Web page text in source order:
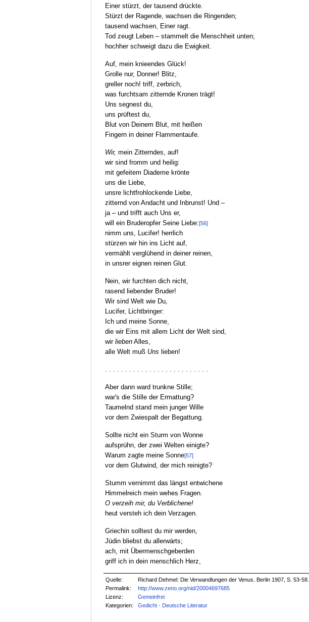
Einer stürzt, der tausend drückte.
Stürzt der Ragende, wachsen die Ringenden;
tausend wachsen, Einer ragt.
Tod zeugt Leben – stammelt die Menschheit unten;
hochher schweigt dazu die Ewigkeit.
Auf, mein knieendes Glück!
Grolle nur, Donner! Blitz,
greller noch! triff, zerbrich,
was furchtsam zitternde Kronen trägt!
Uns segnest du,
uns prüftest du,
Blut von Deinem Blut, mit heißen
Fingern in deiner Flammentaufe.
Wir, mein Zitterndes, auf!
wir sind fromm und heilig:
mit gefeitem Diademe krönte
uns die Liebe,
unsre lichtfrohlockende Liebe,
zitternd von Andacht und Inbrunst! Und –
ja – und trifft auch Uns er,
will ein Bruderopfer Seine Liebe:[56]
nimm uns, Lucifer! herrlich
stürzen wir hin ins Licht auf,
vermählt verglühend in deiner reinen,
in unsrer eignen reinen Glut.
Nein, wir furchten dich nicht,
rasend liebender Bruder!
Wir sind Welt wie Du,
Lucifer, Lichtbringer:
Ich und meine Sonne,
die wir Eins mit allem Licht der Welt sind,
wir liebenAlles,
alle Welt muß Uns lieben!
Aber dann ward trunkne Stille;
war's die Stille der Ermattung?
Taumelnd stand mein junger Wille
vor dem Zwiespalt der Begattung.
Sollte nicht ein Sturm von Wonne
aufsprühn, der zwei Welten einigte?
Warum zagte meine Sonne[57]
vor dem Glutwind, der mich reinigte?
Stumm vernimmt das längst entwichene
Himmelreich mein wehes Fragen.
O verzeih mir, du Verblichene!
heut versteh ich dein Verzagen.
Griechin solltest du mir werden,
Jüdin bliebst du allerwärts;
ach, mit Übermenschgeberden
griff ich in dein menschlich Herz,
Quelle:
Richard Dehmel: Die Verwandlungen der Venus. Berlin 1907, S. 53-58.
Permalink:
http://www.zeno.org/nid/20004697685
Lizenz:
Gemeinfrei
Kategorien:
Gedicht · Deutsche Literatur